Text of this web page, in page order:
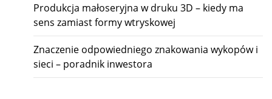
Produkcja małoseryjna w druku 3D – kiedy ma
sens zamiast formy wtryskowej
Znaczenie odpowiedniego znakowania wykopów i
sieci – poradnik inwestora